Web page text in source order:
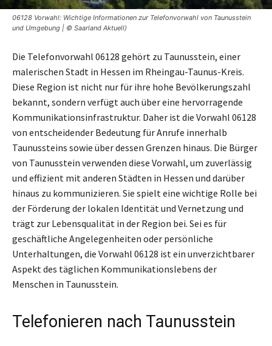
06128 Vorwahl: Wichtige Informationen zur Telefonvorwahl von Taunusstein
und Umgebung | © Saarland Aktuell)
Die Telefonvorwahl 06128 gehört zu Taunusstein, einer
malerischen Stadt in Hessen im Rheingau-Taunus-Kreis.
Diese Region ist nicht nur für ihre hohe Bevölkerungszahl
bekannt, sondern verfügt auch über eine hervorragende
Kommunikationsinfrastruktur. Daher ist die Vorwahl 06128
von entscheidender Bedeutung für Anrufe innerhalb
Taunussteins sowie über dessen Grenzen hinaus. Die Bürger
von Taunusstein verwenden diese Vorwahl, um zuverlässig
und effizient mit anderen Städten in Hessen und darüber
hinaus zu kommunizieren. Sie spielt eine wichtige Rolle bei
der Förderung der lokalen Identität und Vernetzung und
trägt zur Lebensqualität in der Region bei. Sei es für
geschäftliche Angelegenheiten oder persönliche
Unterhaltungen, die Vorwahl 06128 ist ein unverzichtbarer
Aspekt des täglichen Kommunikationslebens der
Menschen in Taunusstein.
Telefonieren nach Taunusstein